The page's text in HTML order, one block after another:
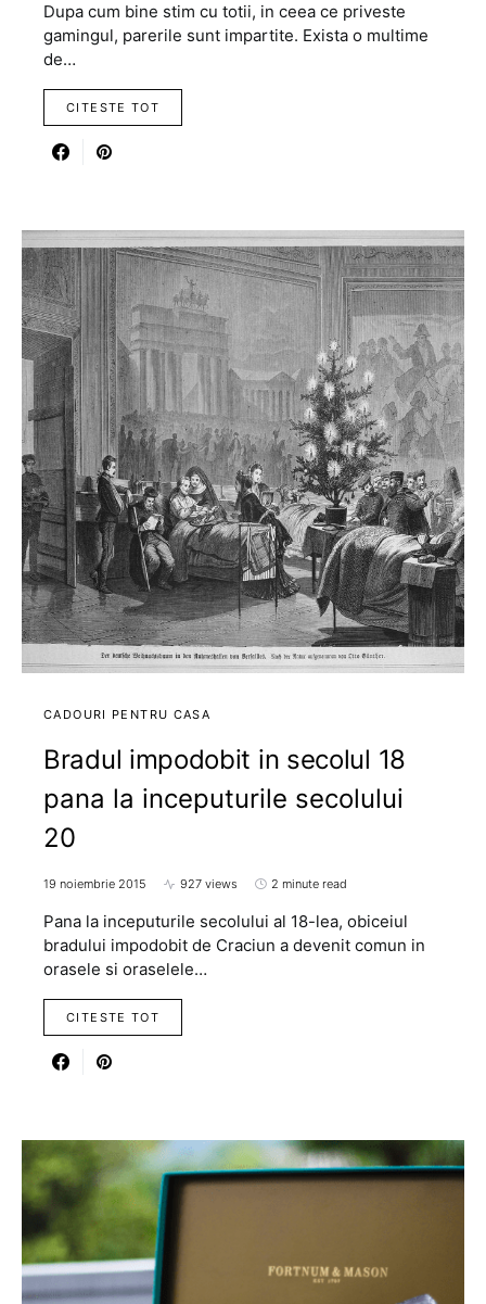
Dupa cum bine stim cu totii, in ceea ce priveste
gamingul, parerile sunt impartite. Exista o multime
de…
CITESTE TOT
CADOURI PENTRU CASA
Bradul impodobit in secolul 18
pana la inceputurile secolului
20
19 noiembrie 2015 927 views 2 minute read
Pana la inceputurile secolului al 18-lea, obiceiul
bradului impodobit de Craciun a devenit comun in
orasele si oraselele…
CITESTE TOT